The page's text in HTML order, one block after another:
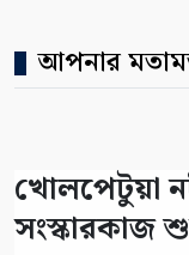
আপনার
খোলপেটুয়া
সংস্কারকাজ